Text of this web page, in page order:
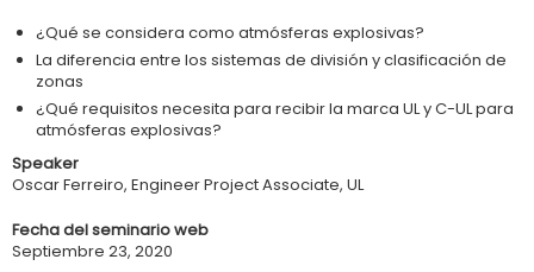
¿Qué se considera como atmósferas explosivas?
La diferencia entre los sistemas de división y clasificación de
zonas
¿Qué requisitos necesita para recibir la marca UL y C-UL para
atmósferas explosivas?
Speaker
Oscar Ferreiro, Engineer Project Associate, UL
Fecha del seminario web
Septiembre 23, 2020